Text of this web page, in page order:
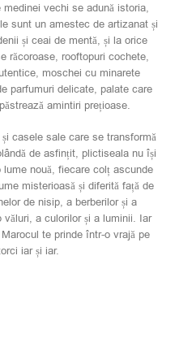
vechi se adună istoria,
sunt un amestec de artizanat și
și ceai de mentă, și la orice
răcoroase, rooftopuri cochete,
moschei cu minarete
parfumuri delicate, palate care
amintiri prețioase.
casele sale care se transformă
de asfințit, plictiseala nu își
nouă, fiecare colț ascunde
misterioasă și diferită față de
de nisip, a berberilor și a
a culorilor și a luminii. Iar
te prinde într-o vrajă pe
iar și iar.